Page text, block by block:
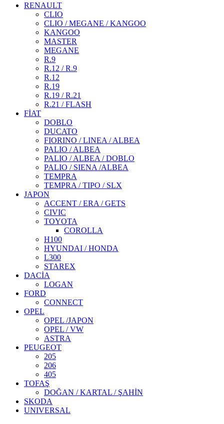
RENAULT
CLIO
CLIO / MEGANE / KANGOO
KANGOO
MASTER
MEGANE
R.9
R.12 / R.9
R.12
R.19
R.19 / R.21
R.21 / FLASH
FİAT
DOBLO
DUCATO
FIORINO / LINEA / ALBEA
PALIO / ALBEA
PALIO / ALBEA / DOBLO
PALIO / SIENA /ALBEA
TEMPRA
TEMPRA / TIPO / SLX
JAPON
ACCENT / ERA / GETS
CIVIC
TOYOTA
COROLLA
H100
HYUNDAI / HONDA
L300
STAREX
DACİA
LOGAN
FORD
CONNECT
OPEL
OPEL /JAPON
OPEL / VW
ASTRA
PEUGEOT
205
206
405
TOFAŞ
DOĞAN / KARTAL / ŞAHİN
SKODA
UNIVERSAL